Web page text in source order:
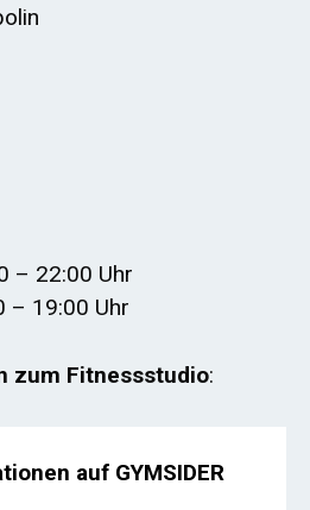
– 22:00 Uhr
– 19:00 Uhr
zum Fitnessstudio:
auf GYMSIDER